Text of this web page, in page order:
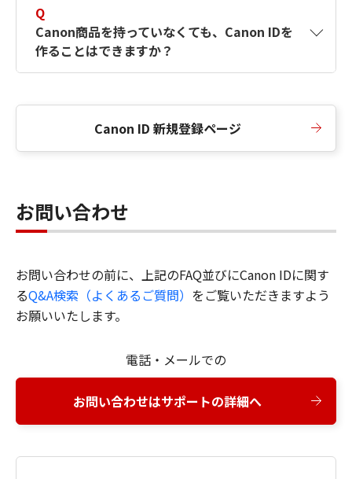
Q
Canon商品を持っていなくても、Canon IDを
作ることはできますか？
Canon ID 新規登録ページ
お問い合わせ
お問い合わせの前に、上記のFAQ並びにCanon IDに関す
るQ&A検索（よくあるご質問） をご覧いただきますよう
お願いいたします。
電話・メールでの
お問い合わせはサポートの詳細へ